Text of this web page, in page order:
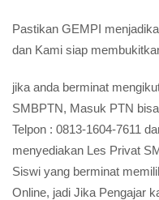
Pastikan GEMPI
dan Kami siap
jika anda berminat
SMBPTN, Masuk PTN
Telpon : 0813-1604-7611
menyediakan Les Privat
Siswi yang berminat
Online, jadi Jika Pengajar